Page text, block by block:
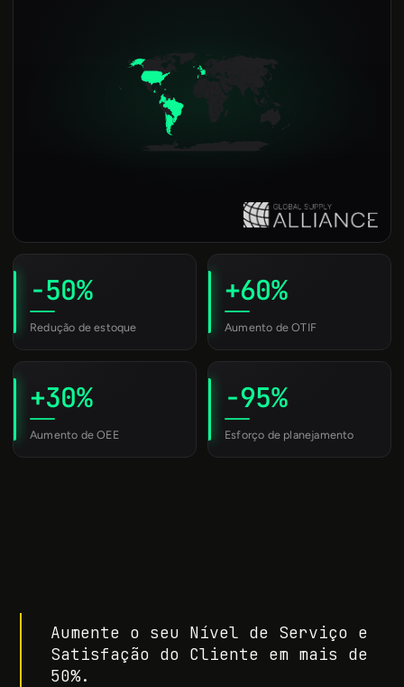
Aumente o seu Nível de Serviço e
Satisfação do Cliente em mais de
50%.